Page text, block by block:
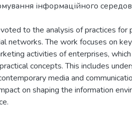
інформаційного
to the analysis of practices for
networks. The work focuses on
activities of enterprises,
concepts. This includes
media and
on shaping the information